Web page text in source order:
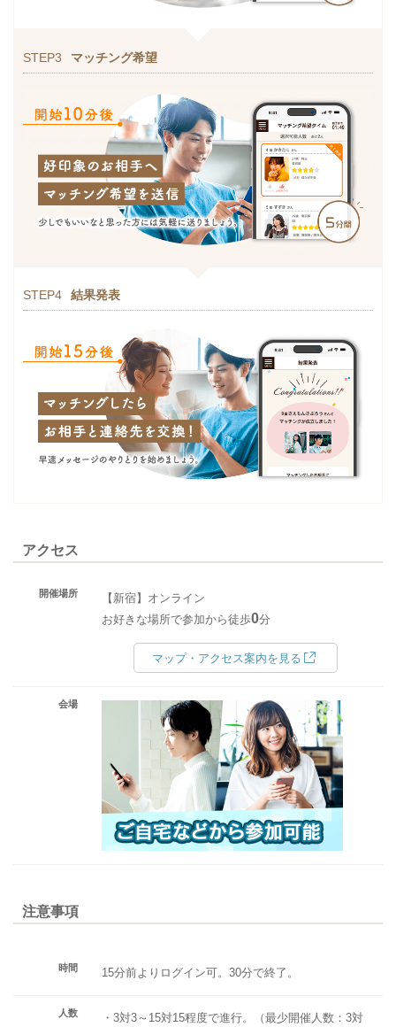
STEP3 マッチング希望
STEP4 結果発表
アクセス
開催場所
【新宿】オンライン
お好きな場所で参加から徒歩0分
マップ・アクセス案内を見る
会場
注意事項
時間 15分前よりログイン可。30分で終了。
人数
・3対3～15対15程度で進行。（最少開催人数：3対